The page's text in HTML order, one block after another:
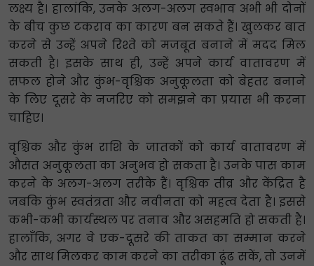
लक्ष्य है। हालांकि, उनके अलग-अलग स्वभाव अभी भी दोनों
के बीच कुछ टकराव का कारण बन सकते हैं। खुलकर बात
करने से उन्हें अपने रिश्ते को मजबूत बनाने में मदद मिल
सकती है। इसके साथ ही, उन्हें अपने कार्य वातावरण में
सफल होने और कुंभ-वृश्चिक अनुकूलता को बेहतर बनाने
के लिए दूसरे के नजरिए को समझने का प्रयास भी करना
चाहिए।
वृश्चिक और कुंभ राशि के जातकों को कार्य वातावरण में
औसत अनुकूलता का अनुभव हो सकता है। उनके पास काम
करने के अलग-अलग तरीके हैं। वृश्चिक तीव्र और केंद्रित है
जबकि कुंभ स्वतंत्रता और नवीनता को महत्व देता है। इससे
कभी-कभी कार्यस्थल पर तनाव और असहमति हो सकती है।
हालाँकि, अगर वे एक-दूसरे की ताकत का सम्मान करने
और साथ मिलकर काम करने का तरीका ढूंढ सकें, तो उनमें